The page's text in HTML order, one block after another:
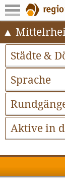
Städte &
Sprache
Aktive in